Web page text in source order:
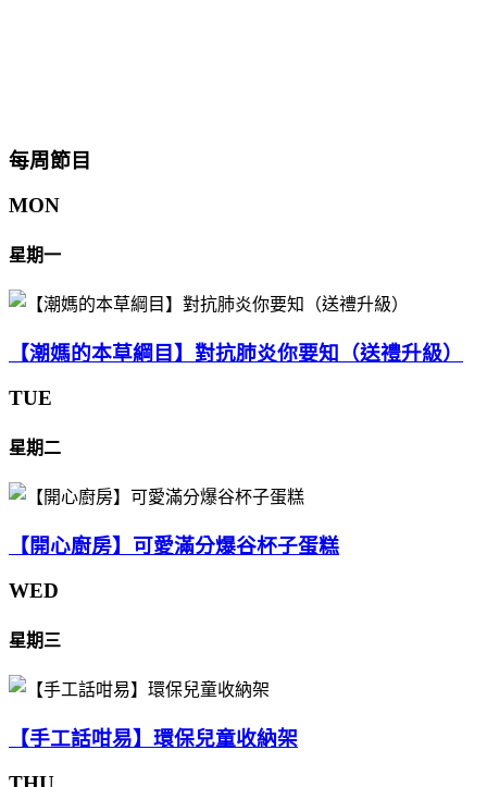
每周節目
MON
星期一
【潮媽的本草綱目】對抗肺炎你要知（送禮升級）
TUE
星期二
【開心廚房】可愛滿分爆谷杯子蛋糕
WED
星期三
【手工話咁易】環保兒童收納架